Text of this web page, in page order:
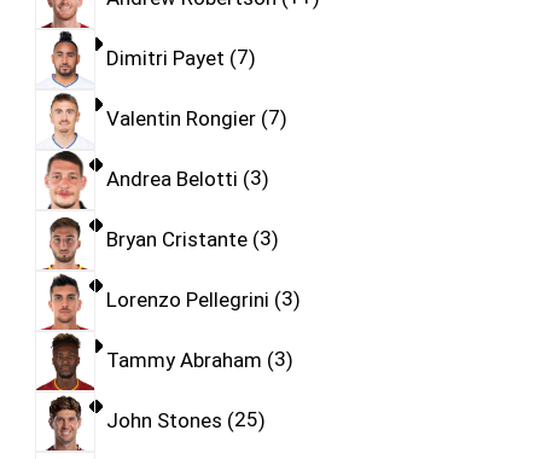
Dimitri Payet 7
Valentin Rongier 7
Andrea Belotti 3
Bryan Cristante 3
Lorenzo Pellegrini 3
Tammy Abraham 3
John Stones 25